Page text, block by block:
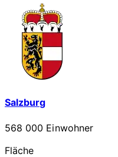
Salzburg
568 000 Einwohner
Fläche